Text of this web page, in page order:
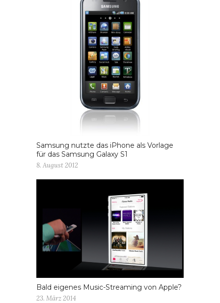
Samsung nutzte das iPhone als Vorlage
für das Samsung Galaxy S1
8. August 2012
Bald eigenes Music-Streaming von Apple?
23. März 2014